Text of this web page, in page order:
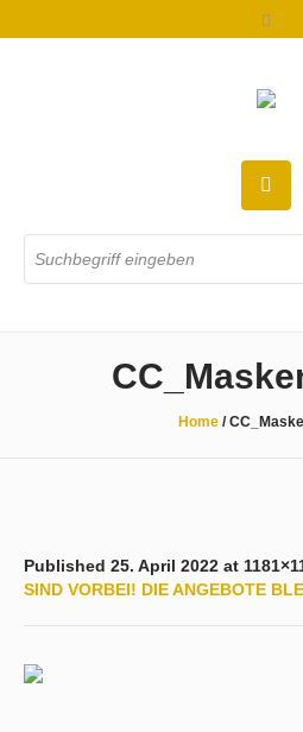
Home /
Published 25. April 2022 at
SIND VORBEI! DIE ANGEBOTE